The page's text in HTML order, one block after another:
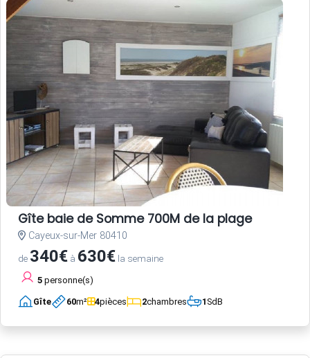
Gîte baie de Somme 700M de la plage
Cayeux-sur-Mer 80410
de 340€ à 630€ la semaine
5 personne(s)
Gîte 60m² 4pièces 2chambres 1SdB